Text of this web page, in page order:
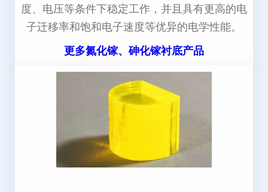
度、电压等条件下稳定工作，并且具有更高的电
子迁移率和饱和电子速度等优异的电学性能。
更多氮化镓、砷化镓衬底产品